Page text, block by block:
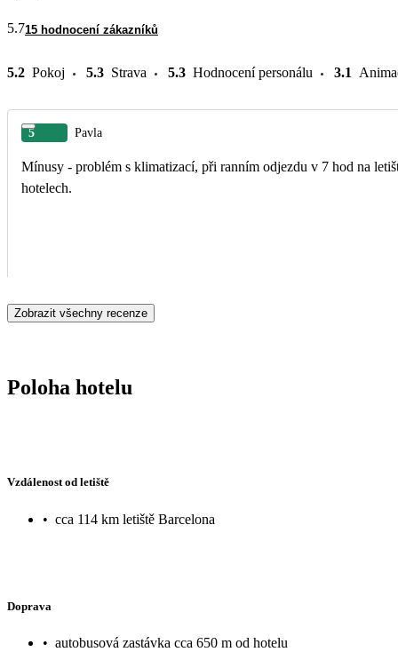
5.715 hodnocení zákazníků
5.2 Pokoj 5.3 Strava 5.3 Hodnocení personálu 3.1
5 Pavla
Mínusy - problém s klimatizací, při ranním odjezdu v 7 hod na
hotelech.
Zobrazit všechny recenze
Poloha hotelu
Vzdálenost od letiště
• cca 114 km letiště Barcelona
Doprava
• autobusová zastávka cca 650 m od hotelu